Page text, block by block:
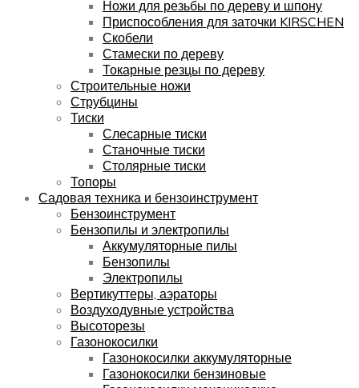
Ножи для резьбы по дереву и шпону
Приспособления для заточки KIRSCHEN
Скобели
Стамески по дереву
Токарные резцы по дереву
Строительные ножи
Струбцины
Тиски
Слесарные тиски
Станочные тиски
Столярные тиски
Топоры
Садовая техника и бензоинструмент
Бензоинструмент
Бензопилы и электропилы
Аккумуляторные пилы
Бензопилы
Электропилы
Вертикуттеры, аэраторы
Воздуходувные устройства
Высоторезы
Газонокосилки
Газонокосилки аккумуляторные
Газонокосилки бензиновые